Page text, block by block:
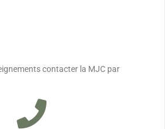
contacter la MJC par